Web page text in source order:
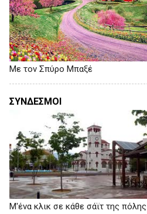
Με τον Σπύρο Μπαξέ
ΣΥΝΔΕΣΜΟΙ
Μ'ένα κλικ σε κάθε σάϊτ της πόλης